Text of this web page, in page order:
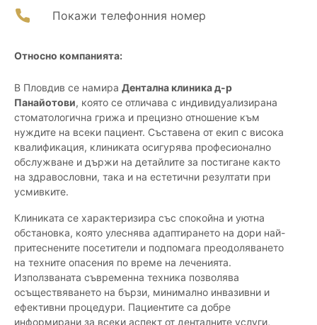
Покажи телефонния номер
Относно компанията:
В Пловдив се намира Дентална клиника д-р
Панайотови, която се отличава с индивидуализирана
стоматологична грижа и прецизно отношение към
нуждите на всеки пациент. Съставена от екип с висока
квалификация, клиниката осигурява професионално
обслужване и държи на детайлите за постигане както
на здравословни, така и на естетични резултати при
усмивките.
Клиниката се характеризира със спокойна и уютна
обстановка, която улеснява адаптирането на дори най-
притеснените посетители и подпомага преодоляването
на техните опасения по време на леченията.
Използваната съвременна техника позволява
осъществяването на бързи, минимално инвазивни и
ефективни процедури. Пациентите са добре
информирани за всеки аспект от денталните услуги,